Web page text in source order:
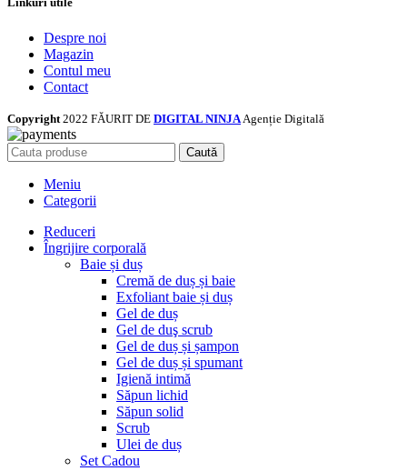
Despre noi
Magazin
Contul meu
Contact
Copyright 2022 FĂURIT DE DIGITAL NINJAAgenție Digitală
Caută
Meniu
Categorii
Reduceri
Îngrijire corporală
Baie și duș
Cremă de duș și baie
Exfoliant baie și duș
Gel de duș
Gel de duş scrub
Gel de duș și șampon
Gel de duș și spumant
Igienă intimă
Săpun lichid
Săpun solid
Scrub
Ulei de duș
Set Cadou